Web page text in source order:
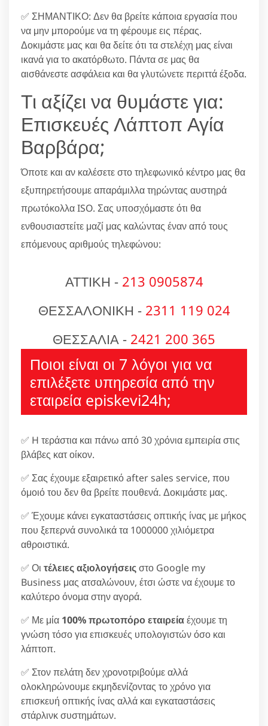
✅ ΣΗΜΑΝΤΙΚΟ: Δεν θα βρείτε κάποια εργασία που
να μην μπορούμε να τη φέρουμε εις πέρας.
Δοκιμάστε μας και θα δείτε ότι τα στελέχη μας είναι
ικανά για το ακατόρθωτο. Πάντα σε μας θα
αισθάνεστε ασφάλεια και θα γλυτώνετε περιττά έξοδα.
Τι αξίζει να θυμάστε για:
Επισκευές Λάπτοπ Αγία
Βαρβάρα;
Όποτε και αν καλέσετε στο τηλεφωνικό κέντρο μας θα
εξυπηρετήσουμε απαράμιλλα τηρώντας αυστηρά
πρωτόκολλα ISO. Σας υποσχόμαστε ότι θα
ενθουσιαστείτε μαζί μας καλώντας έναν από τους
επόμενους αριθμούς τηλεφώνου:
ΑΤΤΙΚΗ - 213 0905874
ΘΕΣΣΑΛΟΝΙΚΗ - 2311 119 024
ΘΕΣΣΑΛΙΑ - 2421 200 365
Ποιοι είναι οι 7 λόγοι για να
επιλέξετε υπηρεσία από την
εταιρεία episkevi24h;
✅ H τεράστια και πάνω από 30 χρόνια εμπειρία στις
βλάβες κατ οίκον.
✅ Σας έχουμε εξαιρετικό after sales service, που
όμοιό του δεν θα βρείτε πουθενά. Δοκιμάστε μας.
✅ Έχουμε κάνει εγκαταστάσεις οπτικής ίνας με μήκος
που ξεπερνά συνολικά τα 1000000 χιλιόμετρα
αθροιστικά.
✅ Οι τέλειες αξιολογήσειςστο Google my
Business μας ατσαλώνουν, έτσι ώστε να έχουμε το
καλύτερο όνομα στην αγορά.
✅ Με μία 100% πρωτοπόρο εταιρείαέχουμε τη
γνώση τόσο για επισκευές υπολογιστών όσο και
λάπτοπ.
✅ Στον πελάτη δεν χρονοτριβούμε αλλά
ολοκληρώνουμε εκμηδενίζοντας το χρόνο για
επισκευή οπτικής ίνας αλλά και εγκαταστάσεις
στάρλινκ συστημάτων.